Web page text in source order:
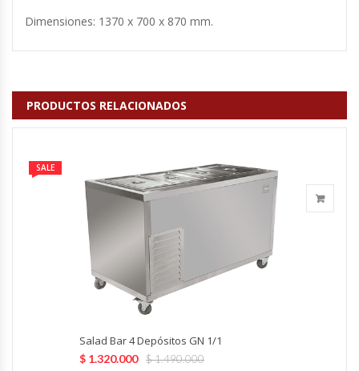
Fabricadoras De Hielo
Freidoras Industriales
Granizadoras
Hervidores / Percoladores
Hornos A Piso Y Pizzeros
Hornos Cocción Acelerada
Hornos Eléctricos
Dimensiones: 1370 x 700 x 870 mm.
PRODUCTOS RELACIONADOS
SALE
Salad Bar 4 Depósitos GN 1/1
$1.490.000
$ 1.320.000